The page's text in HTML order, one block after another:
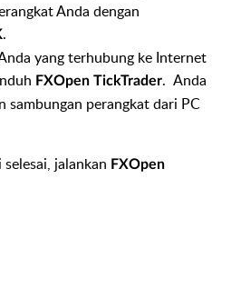
Anda dengan
.
yang terhubung ke Internet
FXOpen TickTrader. Anda
sambungan perangkat dari PC
jalankan FXOpen